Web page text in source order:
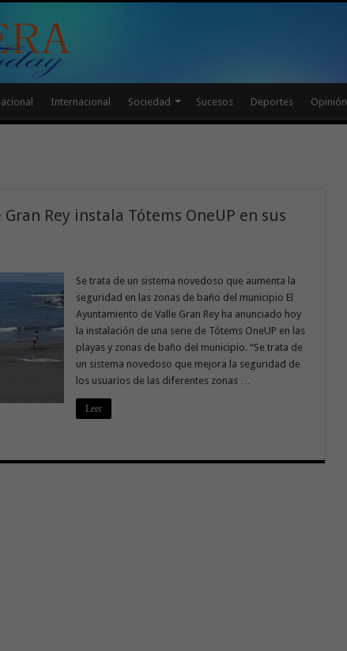
Internacional Sociedad Sucesos Deportes Opinión
Rey instala Tótems OneUP en sus
Se trata de un sistema novedoso que aumenta la
seguridad en las zonas de baño del municipio El
Ayuntamiento de Valle Gran Rey ha anunciado hoy
la instalación de una serie de Tótems OneUP en las
playas y zonas de baño del municipio. “Se trata de
un sistema novedoso que mejora la seguridad de
los usuarios de las diferentes zonas …
Leer